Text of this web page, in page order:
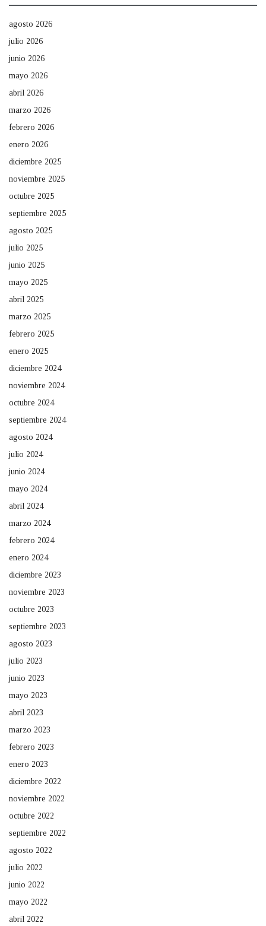
agosto 2026
julio 2026
junio 2026
mayo 2026
abril 2026
marzo 2026
febrero 2026
enero 2026
diciembre 2025
noviembre 2025
octubre 2025
septiembre 2025
agosto 2025
julio 2025
junio 2025
mayo 2025
abril 2025
marzo 2025
febrero 2025
enero 2025
diciembre 2024
noviembre 2024
octubre 2024
septiembre 2024
agosto 2024
julio 2024
junio 2024
mayo 2024
abril 2024
marzo 2024
febrero 2024
enero 2024
diciembre 2023
noviembre 2023
octubre 2023
septiembre 2023
agosto 2023
julio 2023
junio 2023
mayo 2023
abril 2023
marzo 2023
febrero 2023
enero 2023
diciembre 2022
noviembre 2022
octubre 2022
septiembre 2022
agosto 2022
julio 2022
junio 2022
mayo 2022
abril 2022